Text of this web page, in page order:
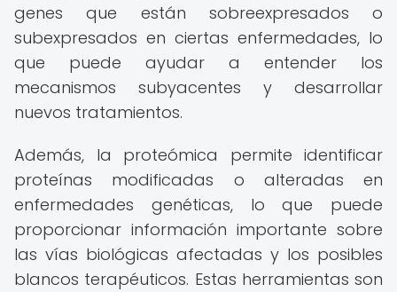
genes que están sobreexpresados o
subexpresados en ciertas enfermedades, lo
que puede ayudar a entender los
mecanismos subyacentes y desarrollar
nuevos tratamientos.
Además, la proteómica permite identificar
proteínas modificadas o alteradas en
enfermedades genéticas, lo que puede
proporcionar información importante sobre
las vías biológicas afectadas y los posibles
blancos terapéuticos. Estas herramientas son